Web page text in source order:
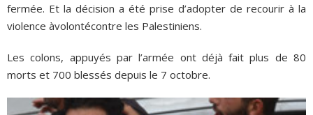
fermée. Et la décision a été prise d’adopter de recourir à la
violence àvolontécontre les Palestiniens.
Les colons, appuyés par l’armée ont déjà fait plus de 80
morts et 700 blessés depuis le 7 octobre.